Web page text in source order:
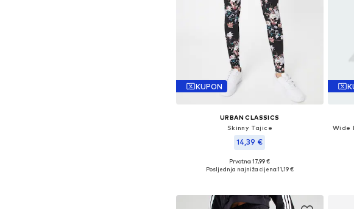
KUPON
URBAN CLASSICS
Skinny Tajice
14,39 €
+9
Dostupne veličine: XS, S, M, XL
Prvotno: 17,99 €
Posljednja najniža cijena:11,19 €